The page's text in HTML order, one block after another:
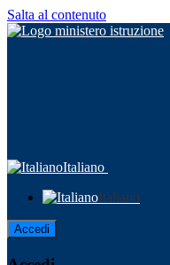
Salta al contenuto
Italiano
Italiano
Accedi